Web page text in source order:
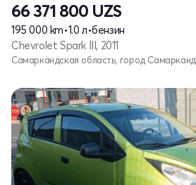
66 371 800 UZS
195 000 km•1.0 л•бензин
Chevrolet Spark III, 2011
Самаркандская область, город Самарканд